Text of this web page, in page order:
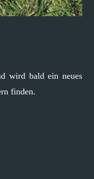
wird bald ein neues
finden.